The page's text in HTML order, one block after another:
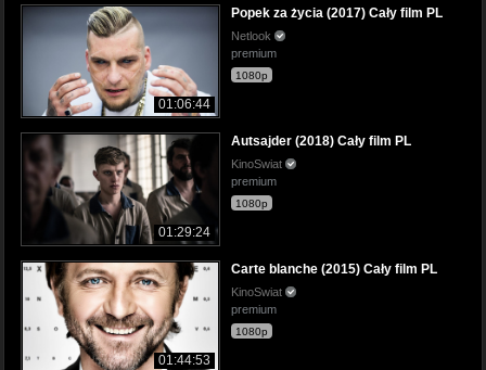
01:06:44
Popek za życia (2017) Cały film PL
Netlook
premium
1080p
01:29:24
Autsajder (2018) Cały film PL
KinoSwiat
premium
1080p
01:44:53
Carte blanche (2015) Cały film PL
KinoSwiat
premium
1080p